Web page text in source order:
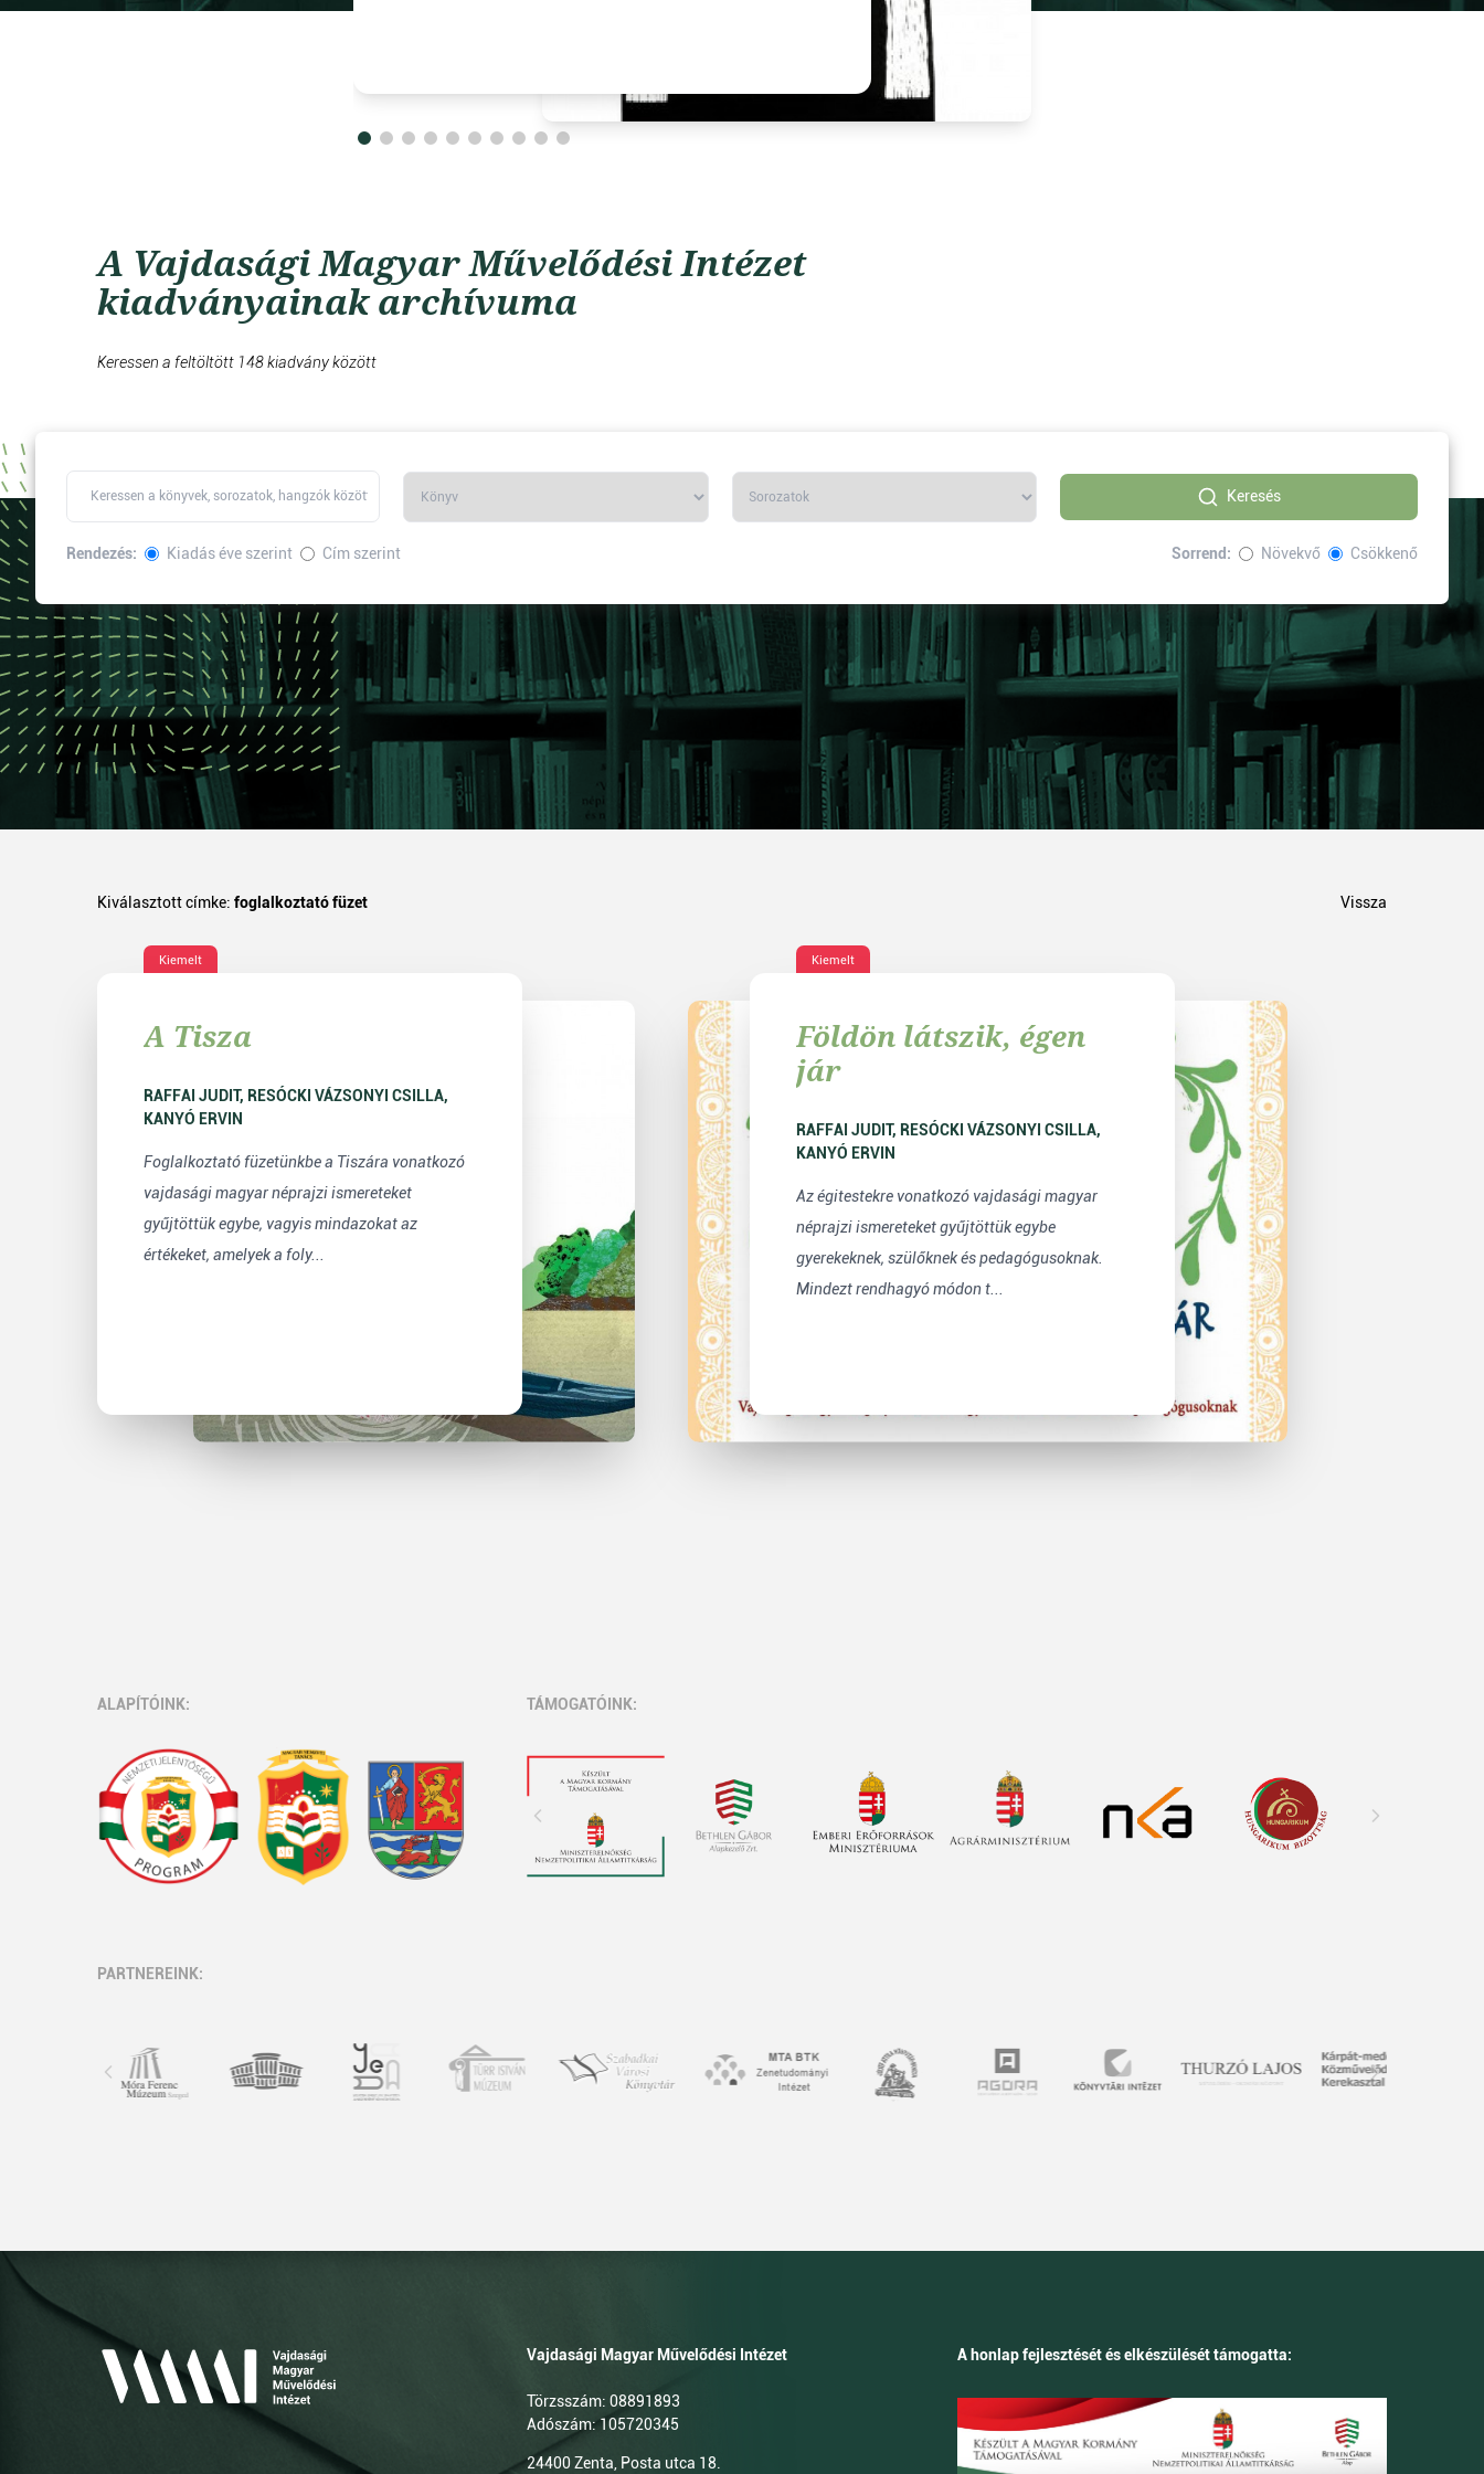
A Vajdasági Magyar Művelődési Intézet
kiadványainak archívuma
Keressen a feltöltött 148 kiadvány között
Keresés
Rendezés: Kiadás éve szerint Cím szerint Sorrend: Növekvő Csökkenő
Kiválasztott címke: foglalkoztató füzet Vissza
Kiemelt
A Tisza
RAFFAI JUDIT, RESÓCKI VÁZSONYI CSILLA,
KANYÓ ERVIN
Foglalkoztató füzetünkbe a Tiszára vonatkozó
vajdasági magyar néprajzi ismereteket
gyűjtöttük egybe, vagyis mindazokat az
értékeket, amelyek a foly...
Kiemelt
Földön látszik, égen
jár
RAFFAI JUDIT, RESÓCKI VÁZSONYI CSILLA,
KANYÓ ERVIN
Az égitestekre vonatkozó vajdasági magyar
néprajzi ismereteket gyűjtöttük egybe
gyerekeknek, szülőknek és pedagógusoknak.
Mindezt rendhagyó módon t...
ALAPÍTÓINK: TÁMOGATÓINK:
PARTNEREINK:
Vajdasági Magyar Művelődési Intézet
Törzsszám: 08891893
Adószám: 105720345
24400 Zenta, Posta utca 18.
A honlap fejlesztését és elkészülését támogatta: